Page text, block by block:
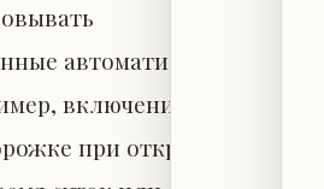
автоматизированные
включение фонарей
при открытии